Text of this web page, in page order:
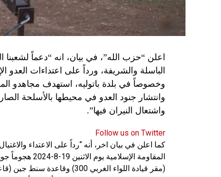
اعلن “حزب الله”، في بيان، انه “دعماً
الباسلة ‌‏‌‏‌والشريفة، ورداً على اعتداءات العدو
وانتشار جنود العدو في محيطها بالأسلحة
واشتعال النيران فيها”.
Follow us on Twitter
كما اعلن في بيان اخر، أنه “رداً على الاعتداء
المقاومة
(مقر قيادة اللواء الغربي